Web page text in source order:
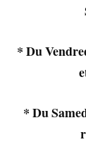
* Du
* Du